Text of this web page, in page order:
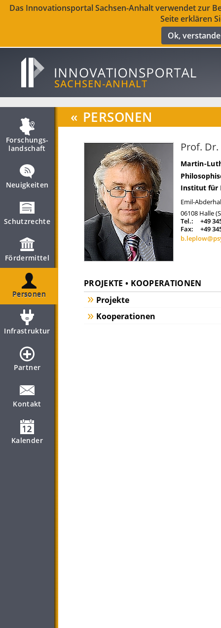
Das Innovationsportal Sachsen-Anhalt verwendet zur
Seite erklären
Ok,
Forschungs­
landschaft
Neuigkeiten
Schutzrechte
Fördermittel
Personen
Infrastruktur
Partner
Kontakt
Kalender
« PERSONEN
Prof.
Martin-
Institut für
Emil-
06108 Halle
Tel.:
+49
Fax:
+49
PROJEKTE • KOOPERATIONEN
Projekte
Kooperationen